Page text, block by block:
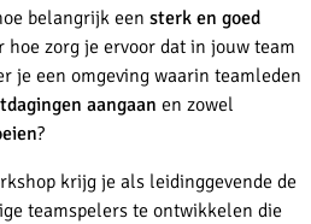
belangrijk een sterk en goed
hoe zorg je ervoor dat in jouw team
je een omgeving waarin teamleden
aangaan en zowel
?
krijg je als leidinggevende de
teamspelers te ontwikkelen die